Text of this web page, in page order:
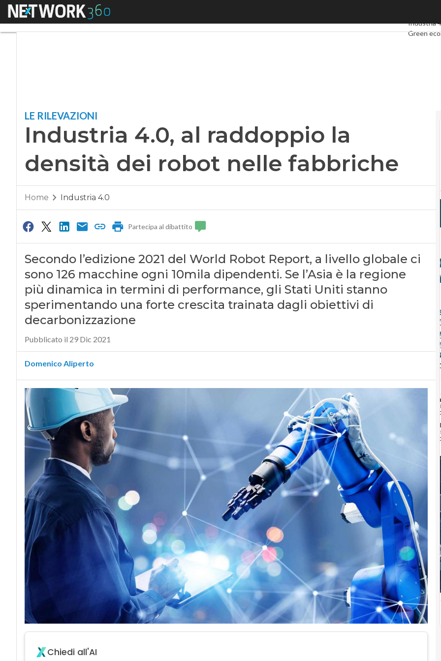
Menu
Industria
Green
LE RILEVAZIONI
Industria 4.0, al raddoppio la
densità dei robot nelle fabbriche
Home Industria 4.0
Partecipa al dibattito
Secondo l’edizione 2021 del World Robot Report, a livello globale ci
sono 126 macchine ogni 10mila dipendenti. Se l’Asia è la regione
più dinamica in termini di performance, gli Stati Uniti stanno
sperimentando una forte crescita trainata dagli obiettivi di
decarbonizzazione
Pubblicato il 29 Dic 2021
Domenico Aliperto
Chiedi all'AI